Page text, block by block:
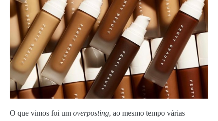
O que vimos foi um overposting, ao mesmo tempo várias